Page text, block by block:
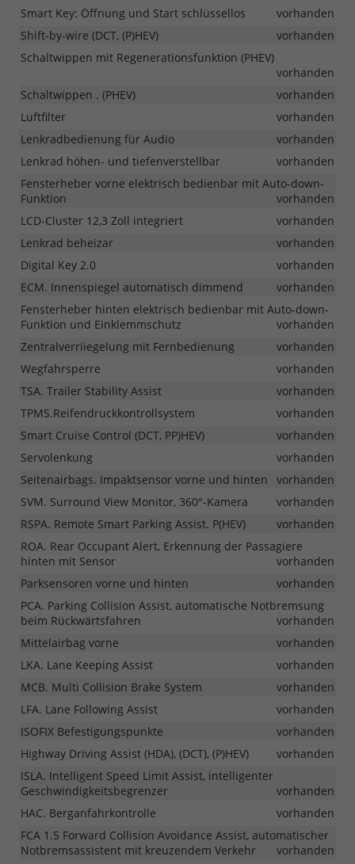
Smart Key: Öffnung und Start schlüssellos
vorhanden
Shift-by-wire (DCT, (P)HEV)
vorhanden
Schaltwippen mit Regenerationsfunktion (PHEV)
vorhanden
Schaltwippen . (PHEV)
vorhanden
Luftfilter
vorhanden
Lenkradbedienung für Audio
vorhanden
Lenkrad höhen- und tiefenverstellbar
vorhanden
Fensterheber vorne elektrisch bedienbar mit Auto-down-
Funktion
vorhanden
LCD-Cluster 12,3 Zoll integriert
vorhanden
Lenkrad beheizar
vorhanden
Digital Key 2.0
vorhanden
ECM. Innenspiegel automatisch dimmend
vorhanden
Fensterheber hinten elektrisch bedienbar mit Auto-down-
Funktion und Einklemmschutz
vorhanden
Zentralverriiegelung mit Fernbedienung
vorhanden
Wegfahrsperre
vorhanden
TSA. Trailer Stability Assist
vorhanden
TPMS.Reifendruckkontrollsystem
vorhanden
Smart Cruise Control (DCT, PP)HEV)
vorhanden
Servolenkung
vorhanden
Seitenairbags. Impaktsensor vorne und hinten
vorhanden
SVM. Surround View Monitor, 360°-Kamera
vorhanden
RSPA. Remote Smart Parking Assist. P(HEV)
vorhanden
ROA. Rear Occupant Alert, Erkennung der Passagiere
hinten mit Sensor
vorhanden
Parksensoren vorne und hinten
vorhanden
PCA. Parking Collision Assist, automatische Notbremsung
beim Rückwärtsfahren
vorhanden
Mittelairbag vorne
vorhanden
LKA. Lane Keeping Assist
vorhanden
MCB. Multi Collision Brake System
vorhanden
LFA. Lane Following Assist
vorhanden
ISOFIX Befestigungspunkte
vorhanden
Highway Driving Assist (HDA), (DCT), (P)HEV)
vorhanden
ISLA. Intelligent Speed Limit Assist, intelligenter
Geschwindigkeitsbegrenzer
vorhanden
HAC. Berganfahrkontrolle
vorhanden
FCA 1.5 Forward Collision Avoidance Assist, automatischer
Notbremsassistent mit kreuzendem Verkehr
vorhanden